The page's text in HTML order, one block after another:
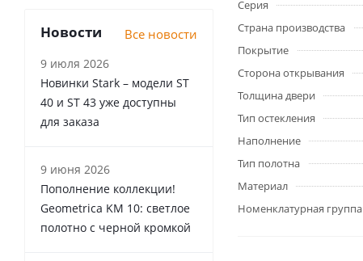
Серия
Страна производства
Покрытие
Сторона открывания
Толщина двери
Тип остекления
Наполнение
Тип полотна
Материал
Номенклатурная группа
Новости Все новости
9 июля 2026
Новинки Stark – модели ST
40 и ST 43 уже доступны
для заказа
9 июня 2026
Пополнение коллекции!
Geometrica KM 10: светлое
полотно с черной кромкой